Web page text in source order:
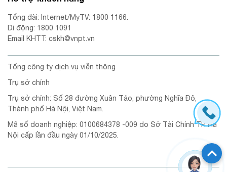
Tổng đài: Internet/MyTV: 1800 1166.
Di động: 1800 1091
Email KHTT: cskh@vnpt.vn
Tổng công ty dịch vụ viễn thông
Trụ sở chính
Trụ sở chính: Số 28 đường Xuân Tảo, phường Nghĩa Đô,
Thành phố Hà Nội, Việt Nam.
Mã số doanh nghiệp: 0100684378 -009 do Sở Tài Chính TP. Hà
Nội cấp lần đầu ngày 01/10/2025.